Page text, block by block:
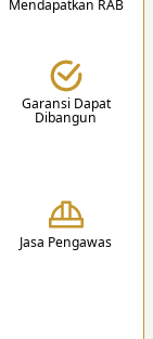
memulai
Mendapatkan RAB
Garansi Dapat
Dibangun
Jasa Pengawas